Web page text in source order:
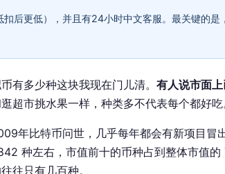
扣后更低），并且有24小时中文客服。最关键的
有多少种这块我现在门儿清。 有人说市面
超市挑水果一样，种类多不代表每个都好吃
年比特币问世，几乎每年都会有新项目冒
种左右，市值前十的币种占到整体市值
往只有几百种。